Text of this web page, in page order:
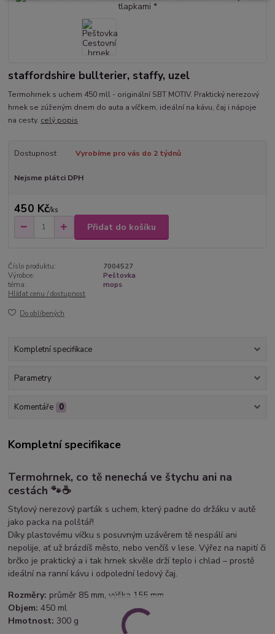
staffordshire bullterier, staffy, uzel
Termohrnek s uchem 450 mll - originální SBT MOTIV. Praktický nerezový
hrnek se zúženým dnem do auta a víčkem, ideální na kávu, čaj i nápoje
na cesty. celý popis
Dostupnost Vyrobíme pro vás do 2 týdnů
Nejsme plátci DPH
450 Kč/ks
Přidat do košíku
Číslo produktu:
7004527
Výrobce:
Peštovka
téma:
mops
Hlídat cenu / dostupnost
Do oblíbených
Kompletní specifikace
Parametry
Komentáře 0
Kompletní specifikace
Termohrnek, co tě nenechá ve štychu ani na
cestách 🐾☕
Stylový nerezový parťák s uchem, který padne do držáku v autě
jako packa na polštář!
Díky plastovému víčku s posuvným uzávěrem tě nespálí ani
nepolije, ať už brázdíš město, nebo venčíš v lese. Výřez na napití či
brčko je praktický a i tak hrnek skvěle drží teplo i chlad – prostě
ideální na ranní kávu i odpolední ledový čaj.
Rozměry: průměr 85 mm, výška 155 mm
Objem: 450 ml
Hmotnost: 300 g